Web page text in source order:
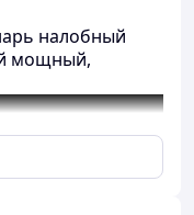
налобный
мощный,